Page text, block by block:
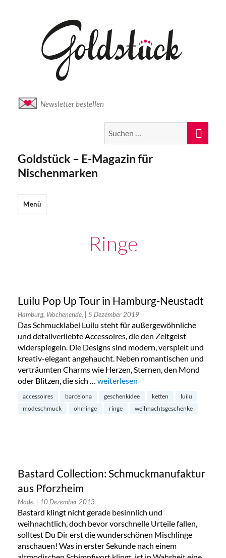
Newsletter bestellen
nach:
Goldstück – E-Magazin für
Nischenmarken
Menü
Ringe
Luilu Pop Up Tour in Hamburg-Neustadt
Hamburg, Wochenende, | 5 Dezember 2019
Das Schmucklabel Luilu steht für außergewöhnliche
und detailverliebte Accessoires, die den Zeitgeist
widerspiegeln. Die Designs sind modern, verspielt und
kreativ-elegant angehaucht. Neben romantischen und
verträumten Charms wie Herzen, Sternen, den Mond
oder Blitzen, die sich … „Luilu Pop Up Tour in Hamburg-
weiterlesen
accessoires barcelona geschenkidee ketten
luilu
modeschmuck
ohrringe ringe weihnachtsgeschenke
Bastard Collection: Schmuckmanufaktur
aus Pforzheim
Mode, | 10 Dezember 2013
Bastard klingt nicht gerade besinnlich und
weihnachtlich, doch bevor vorschnelle Urteile fallen,
solltest Du Dir erst die wunderschönen Mischlinge
anschauen! Was in erster Sekunde nach einem